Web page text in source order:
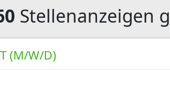
Stellenanzeigen
(M/W/D)